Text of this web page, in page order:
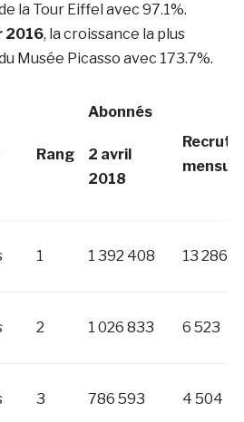
la Tour Eiffel avec 97.1%.
2016, la croissance la plus
Musée Picasso avec 173.7%.
Rang
Abonnés
2 avril
2018
1 1 392 408 13 286
2 1 026 833 6 523
3 786 593 4 504